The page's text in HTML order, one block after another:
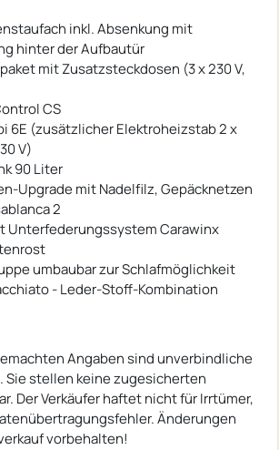
inkl. Absenkung mit
hinter der Aufbautür
mit Zusatzsteckdosen (3 x 230 V,
CS
6E (zusätzlicher Elektroheizstab 2 x
V)
90 Liter
Upgrade mit Nadelfilz, Gepäcknetzen
2
Unterfederungssystem Carawinx
umbaubar zur Schlafmöglichkeit
- Leder-Stoff-Kombination
Angaben sind unverbindliche
Sie stellen keine zugesicherten
Der Verkäufer haftet nicht für Irrtümer,
Änderungen
vorbehalten!